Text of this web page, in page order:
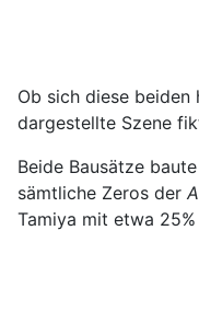
Ob sich diese
dargestellte Szene
Beide Bausätze
sämtliche Zeros der
Tamiya mit etwa